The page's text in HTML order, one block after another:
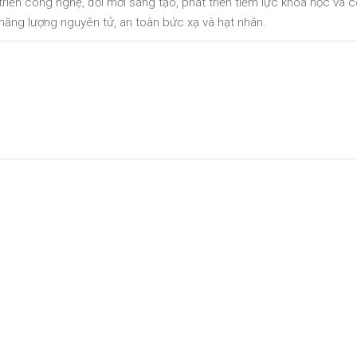
lượng nguyên tử, an toàn bức xạ và hạt nhân.